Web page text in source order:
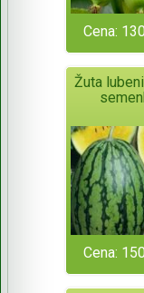
Cena:
Žuta
Cena: